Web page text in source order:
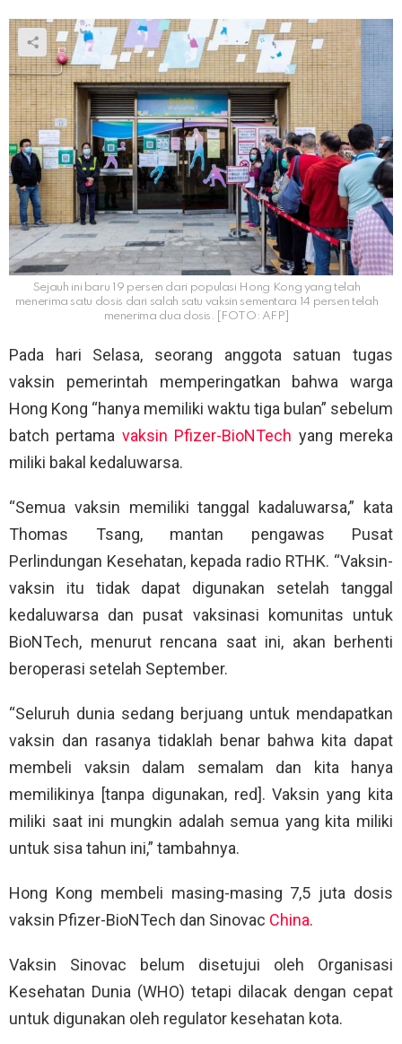
Sejauh ini baru 19 persen dari populasi Hong Kong yang telah
menerima satu dosis dari salah satu vaksin sementara 14 persen telah
menerima dua dosis. [FOTO: AFP]
Pada hari Selasa, seorang anggota satuan tugas
vaksin pemerintah memperingatkan bahwa warga
Hong Kong “hanya memiliki waktu tiga bulan” sebelum
batch pertama vaksin Pfizer-BioNTech yang mereka
miliki bakal kedaluwarsa.
“Semua vaksin memiliki tanggal kadaluwarsa,” kata
Thomas Tsang, mantan pengawas Pusat
Perlindungan Kesehatan, kepada radio RTHK. “Vaksin-
vaksin itu tidak dapat digunakan setelah tanggal
kedaluwarsa dan pusat vaksinasi komunitas untuk
BioNTech, menurut rencana saat ini, akan berhenti
beroperasi setelah September.
“Seluruh dunia sedang berjuang untuk mendapatkan
vaksin dan rasanya tidaklah benar bahwa kita dapat
membeli vaksin dalam semalam dan kita hanya
memilikinya [tanpa digunakan, red]. Vaksin yang kita
miliki saat ini mungkin adalah semua yang kita miliki
untuk sisa tahun ini,” tambahnya.
Hong Kong membeli masing-masing 7,5 juta dosis
vaksin Pfizer-BioNTech dan Sinovac China.
Vaksin Sinovac belum disetujui oleh Organisasi
Kesehatan Dunia (WHO) tetapi dilacak dengan cepat
untuk digunakan oleh regulator kesehatan kota.